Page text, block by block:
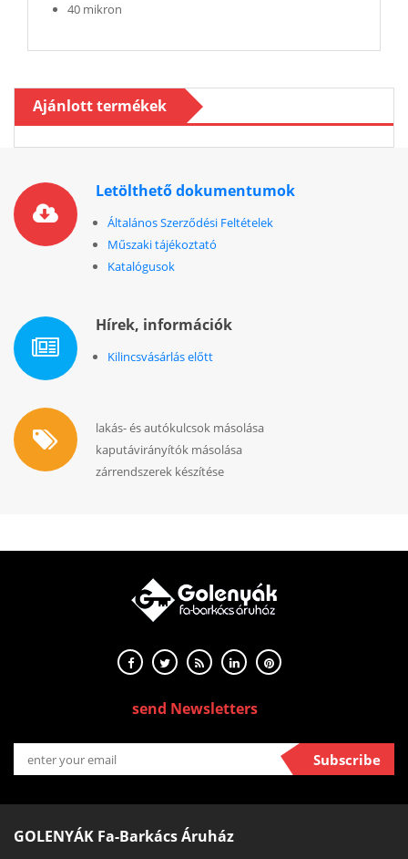
40 mikron
Ajánlott termékek
Letölthető dokumentumok
Általános Szerződési Feltételek
Műszaki tájékoztató
Katalógusok
Hírek, információk
Kilincsvásárlás előtt
lakás- és autókulcsok másolása
kaputávirányítók másolása
zárrendszerek készítése
send Newsletters
Subscribe
GOLENYÁK Fa-Barkács Áruház